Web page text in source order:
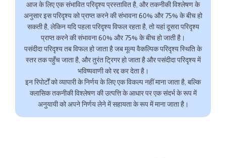
आज के लिए एक संभावित परिदृश्य प्रस्तावित है, और तकनीकी विश्लेषण के
अनुसार इस परिदृश्य को प्राप्त करने की संभावना 60% और 75% के बीच हो
सकती है, लेकिन यदि पहला परिदृश्य विफल रहता है, तो यहां दूसरा परिदृश्य
प्राप्त करने की संभावना 60% और 75% के बीच हो जाती है।
पसंदीदा परिदृश्य तब विफल हो जाता है जब मूल्य वैकल्पिक परिदृश्य स्थिति के
स्तर तक पहुँच जाता है, और तुरंत ट्रिगर हो जाता है और पसंदीदा परिदृश्य में
भविष्यवाणी को रद्द कर देता है।
इन रिपोर्टों को व्यापारी के निर्णय के लिए एक विकल्प नहीं माना जाता है, बल्कि
क्लासिक तकनीकी विश्लेषण की उत्पत्ति के आधार पर एक संदर्भ के रूप में
अनुयायी को अपने निर्णय लेने में सहायता के रूप में माना जाता है।